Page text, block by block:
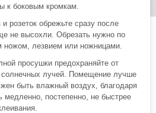
к боковым кромкам.
розеток обрежьте сразу после
не высохли. Обрезать нужно по
ножом, лезвием или ножницами.
просушки предохраняйте от
солнечных лучей. Помещение лучше
быть влажный воздух, благодаря
медленно, постепенно, не быстрее